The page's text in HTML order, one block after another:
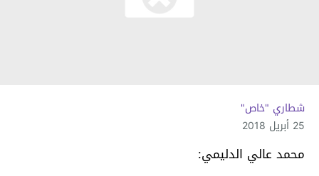
شطاري "خاص"
25 أبريل 2018
محمد عالي الدليمي: